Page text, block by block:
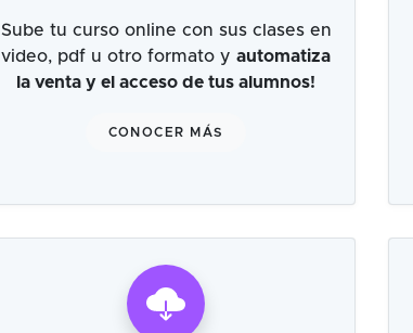
Sube tu curso online con sus clases en
video, pdf u otro formato y automatiza
la venta y el acceso de tus alumnos!
CONOCER MÁS